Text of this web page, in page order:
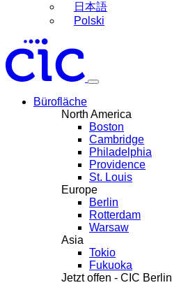
日本語
Polski
Bürofläche
North America
Boston
Cambridge
Philadelphia
Providence
St. Louis
Europe
Berlin
Rotterdam
Warsaw
Asia
Tokio
Fukuoka
Jetzt offen - CIC Berlin